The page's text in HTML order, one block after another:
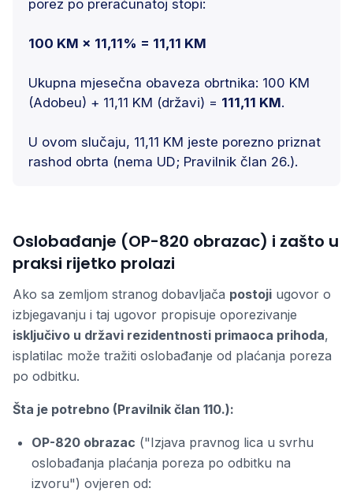
porez po preračunatoj stopi:
100 KM × 11,11% = 11,11 KM
Ukupna mjesečna obaveza obrtnika: 100 KM
(Adobeu) + 11,11 KM (državi) = 111,11 KM.
U ovom slučaju, 11,11 KM jeste porezno priznat
rashod obrta (nema UD; Pravilnik član 26.).
Oslobađanje (OP-820 obrazac) i zašto u
praksi rijetko prolazi
Ako sa zemljom stranog dobavljača postoji ugovor o
izbjegavanju i taj ugovor propisuje oporezivanje
isključivo u državi rezidentnosti primaoca prihoda,
isplatilac može tražiti oslobađanje od plaćanja poreza
po odbitku.
Šta je potrebno (Pravilnik član 110.):
OP-820 obrazac ("Izjava pravnog lica u svrhu
oslobađanja plaćanja poreza po odbitku na
izvoru") ovjeren od: